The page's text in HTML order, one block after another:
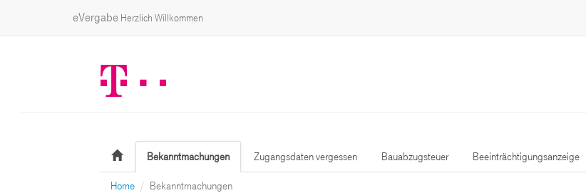
eVergabe Herzlich Willkommen
Bekanntmachungen Zugangsdaten vergessen Bauabzugsteuer Beeinträchtigungsanzeige
Home Bekanntmachungen